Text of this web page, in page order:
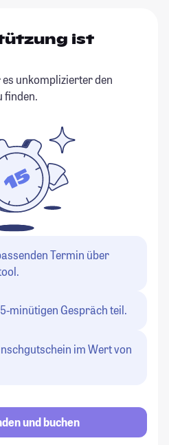
ist
unkomplizierter den
finden.
Termin über
minütigen Gespräch teil.
im Wert von
und buchen